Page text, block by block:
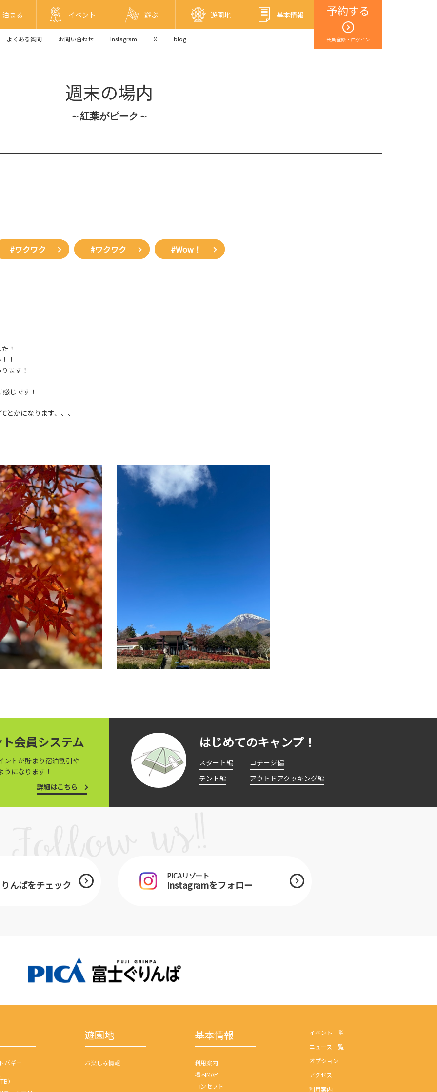
予約する
会員登録・ログイン
泊まる イベント 遊ぶ 遊園地 基本情報
よくある質問 お問い合わせ Instagram X blog
週末の場内
～紅葉がピーク～
#ワクワク #ワクワク #Wow！
！
！
ます！
じです！
かになります、、、
会員システム
ントが貯まり宿泊割引や
うになります！
詳細はこちら
はじめてのキャンプ！
スタート編
コテージ編
テント編
アウトドアクッキング編
んぱをチェック
PICAリゾート
Instagramをフォロー
バギー
）
遊園地
お楽しみ情報
基本情報
利用案内
場内MAP
コンセプト
イベント一覧
ニュース一覧
オプション
アクセス
利用案内